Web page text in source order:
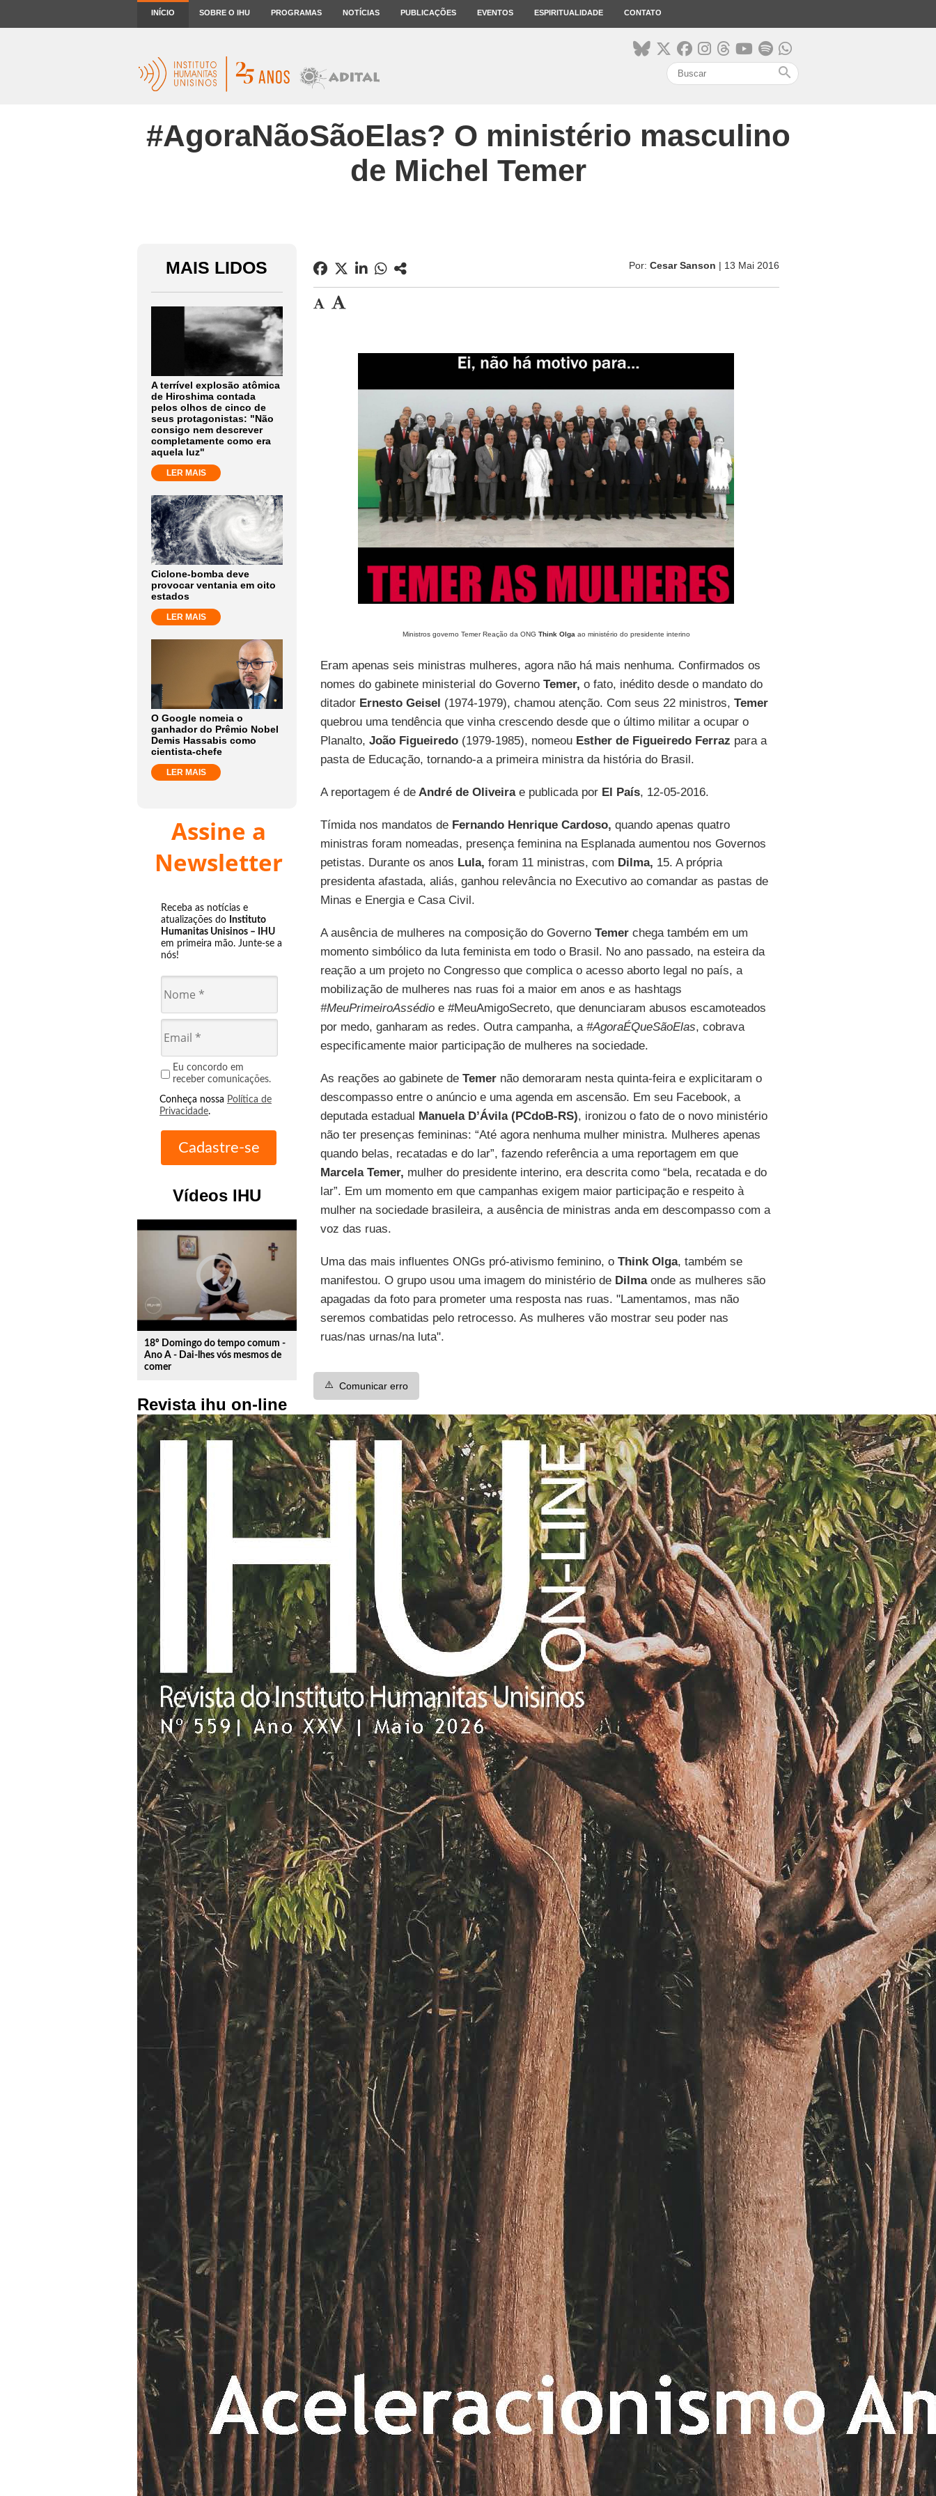
INÍCIO SOBRE O IHU PROGRAMAS NOTÍCIAS PUBLICAÇÕES EVENTOS ESPIRITUALIDADE CONTATO
search
#AgoraNãoSãoElas? O ministério masculino
de Michel Temer
MAIS LIDOS
A terrível explosão atômica
de Hiroshima contada
pelos olhos de cinco de
seus protagonistas: "Não
consigo nem descrever
completamente como era
aquela luz"
LER MAIS
Ciclone-bomba deve
provocar ventania em oito
estados
LER MAIS
O Google nomeia o
ganhador do Prêmio Nobel
Demis Hassabis como
cientista-chefe
LER MAIS
Assine a
Newsletter
Receba as notícias e
atualizações do Instituto
Humanitas Unisinos – IHU
em primeira mão. Junte-se a
nós!
Eu concordo em
receber comunicações.
Conheça nossa Política de
Privacidade.
Vídeos IHU
play_circle_outline
18º Domingo do tempo comum -
Ano A - Dai-lhes vós mesmos de
comer
Revista ihu on-line
Por: Cesar Sanson | 13 Mai 2016
Ministros governo Temer Reação da ONG Think Olga ao ministério do presidente interino
Eram apenas seis ministras mulheres, agora não há mais nenhuma. Confirmados os
nomes do gabinete ministerial do Governo Temer, o fato, inédito desde o mandato do
ditador Ernesto Geisel (1974-1979), chamou atenção. Com seus 22 ministros, Temer
quebrou uma tendência que vinha crescendo desde que o último militar a ocupar o
Planalto, João Figueiredo(1979-1985), nomeou Esther de Figueiredo Ferraz para a
pasta de Educação, tornando-a a primeira ministra da história do Brasil.
A reportagem é deAndré de Oliveirae publicada por El País, 12-05-2016.
Tímida nos mandatos de Fernando Henrique Cardoso, quando apenas quatro
ministras foram nomeadas, presença feminina na Esplanada aumentou nos Governos
petistas. Durante os anos Lula, foram 11 ministras, com Dilma, 15. A própria
presidenta afastada, aliás, ganhou relevância no Executivo ao comandar as pastas de
Minas e Energia e Casa Civil.
A ausência de mulheres na composição do Governo Temerchega também em um
momento simbólico da luta feminista em todo o Brasil. No ano passado, na esteira da
reação a um projeto no Congresso que complica o acesso aborto legal no país, a
mobilização de mulheres nas ruas foi a maior em anos e as hashtags
#MeuPrimeiroAssédioe #MeuAmigoSecreto, que denunciaram abusos escamoteados
por medo, ganharam as redes. Outra campanha, a #AgoraÉQueSãoElas, cobrava
especificamente maior participação de mulheres na sociedade.
As reações ao gabinete de Temernão demoraram nesta quinta-feira e explicitaram o
descompasso entre o anúncio e uma agenda em ascensão. Em seu Facebook, a
deputada estadual Manuela D’Ávila (PCdoB-RS), ironizou o fato de o novo ministério
não ter presenças femininas: “Até agora nenhuma mulher ministra. Mulheres apenas
quando belas, recatadas e do lar”, fazendo referência a uma reportagem em que
Marcela Temer, mulher do presidente interino, era descrita como “bela, recatada e do
lar”. Em um momento em que campanhas exigem maior participação e respeito à
mulher na sociedade brasileira, a ausência de ministras anda em descompasso com a
voz das ruas.
Uma das mais influentes ONGs pró-ativismo feminino, o Think Olga, também se
manifestou. O grupo usou uma imagem do ministério de Dilmaonde as mulheres são
apagadas da foto para prometer uma resposta nas ruas. "Lamentamos, mas não
seremos combatidas pelo retrocesso. As mulheres vão mostrar seu poder nas
ruas/nas urnas/na luta".
⚠️ Comunicar erro